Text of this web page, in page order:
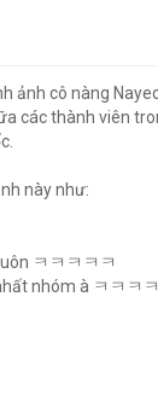
ảnh cô nàng
các thành viên
này như:
ㅋㅋㅋㅋㅋ
nhóm à ㅋㅋㅋ